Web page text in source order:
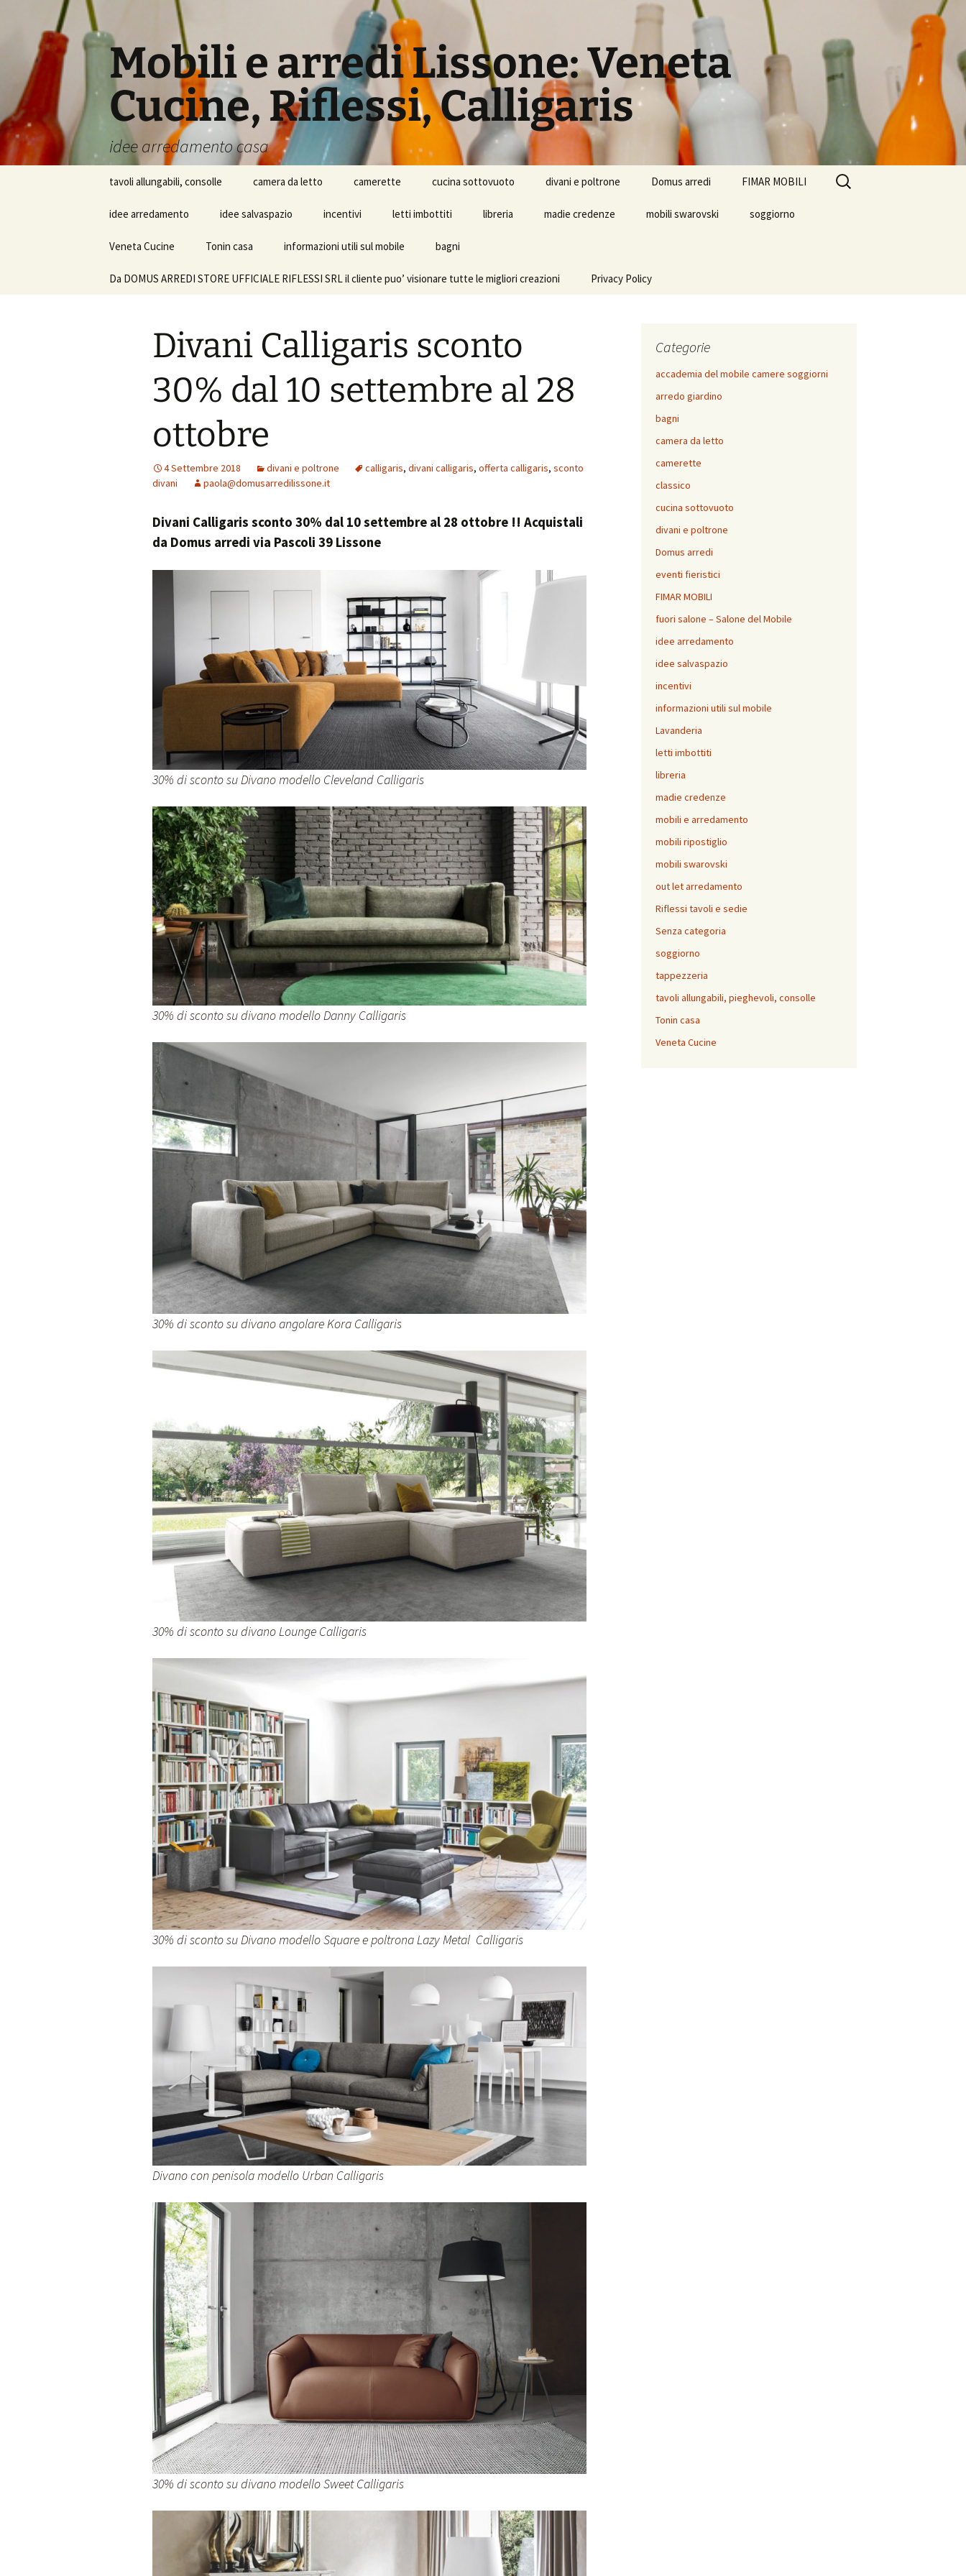
contenuto
Mobili e arredi Lissone: Veneta
Cucine, Riflessi, Calligaris
idee arredamento casa
tavoli allungabili, consolle camera da letto camerette cucina sottovuoto divani e poltrone Domus arredi FIMAR MOBILI
idee arredamento idee salvaspazio incentivi letti imbottiti libreria madie credenze mobili swarovski soggiorno
Veneta Cucine Tonin casa informazioni utili sul mobile bagni
Da DOMUS ARREDI STORE UFFICIALE RIFLESSI SRL il cliente puo’ visionare tutte le migliori creazioni Privacy Policy
Ricerca
per:
Divani Calligaris sconto
30% dal 10 settembre al 28
ottobre
4 Settembre 2018 divani e poltrone calligaris, divani calligaris, offerta calligaris, sconto
divani
paola@domusarredilissone.it
Divani Calligaris sconto 30% dal 10 settembre al 28 ottobre !! Acquistali
da Domus arredi via Pascoli 39 Lissone
30% di sconto su Divano modello Cleveland Calligaris
30% di sconto su divano modello Danny Calligaris
30% di sconto su divano angolare Kora Calligaris
30% di sconto su divano Lounge Calligaris
30% di sconto su Divano modello Square e poltrona Lazy Metal Calligaris
Divano con penisola modello Urban Calligaris
30% di sconto su divano modello Sweet Calligaris
Categorie
accademia del mobile camere soggiorni
arredo giardino
bagni
camera da letto
camerette
classico
cucina sottovuoto
divani e poltrone
Domus arredi
eventi fieristici
FIMAR MOBILI
fuori salone – Salone del Mobile
idee arredamento
idee salvaspazio
incentivi
informazioni utili sul mobile
Lavanderia
letti imbottiti
libreria
madie credenze
mobili e arredamento
mobili ripostiglio
mobili swarovski
out let arredamento
Riflessi tavoli e sedie
Senza categoria
soggiorno
tappezzeria
tavoli allungabili, pieghevoli, consolle
Tonin casa
Veneta Cucine